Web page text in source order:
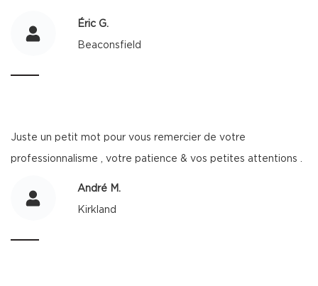
Éric G.
Beaconsfield
Juste un petit mot pour vous remercier de votre
professionnalisme , votre patience & vos petites attentions .
André M.
Kirkland